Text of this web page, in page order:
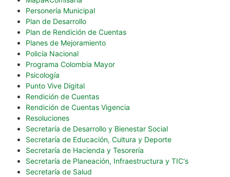
Personería Municipal
Plan de Desarrollo
Plan de Rendición de Cuentas
Planes de Mejoramiento
Policía Nacional
Programa Colombia Mayor
Psicología
Punto Vive Digital
Rendición de Cuentas
Rendición de Cuentas Vigencia
Resoluciones
Secretaría de Desarrollo y Bienestar Social
Secretaría de Educación, Cultura y Deporte
Secretaría de Hacienda y Tesorería
Secretaría de Planeación, Infraestructura y TIC's
Secretaría de Salud